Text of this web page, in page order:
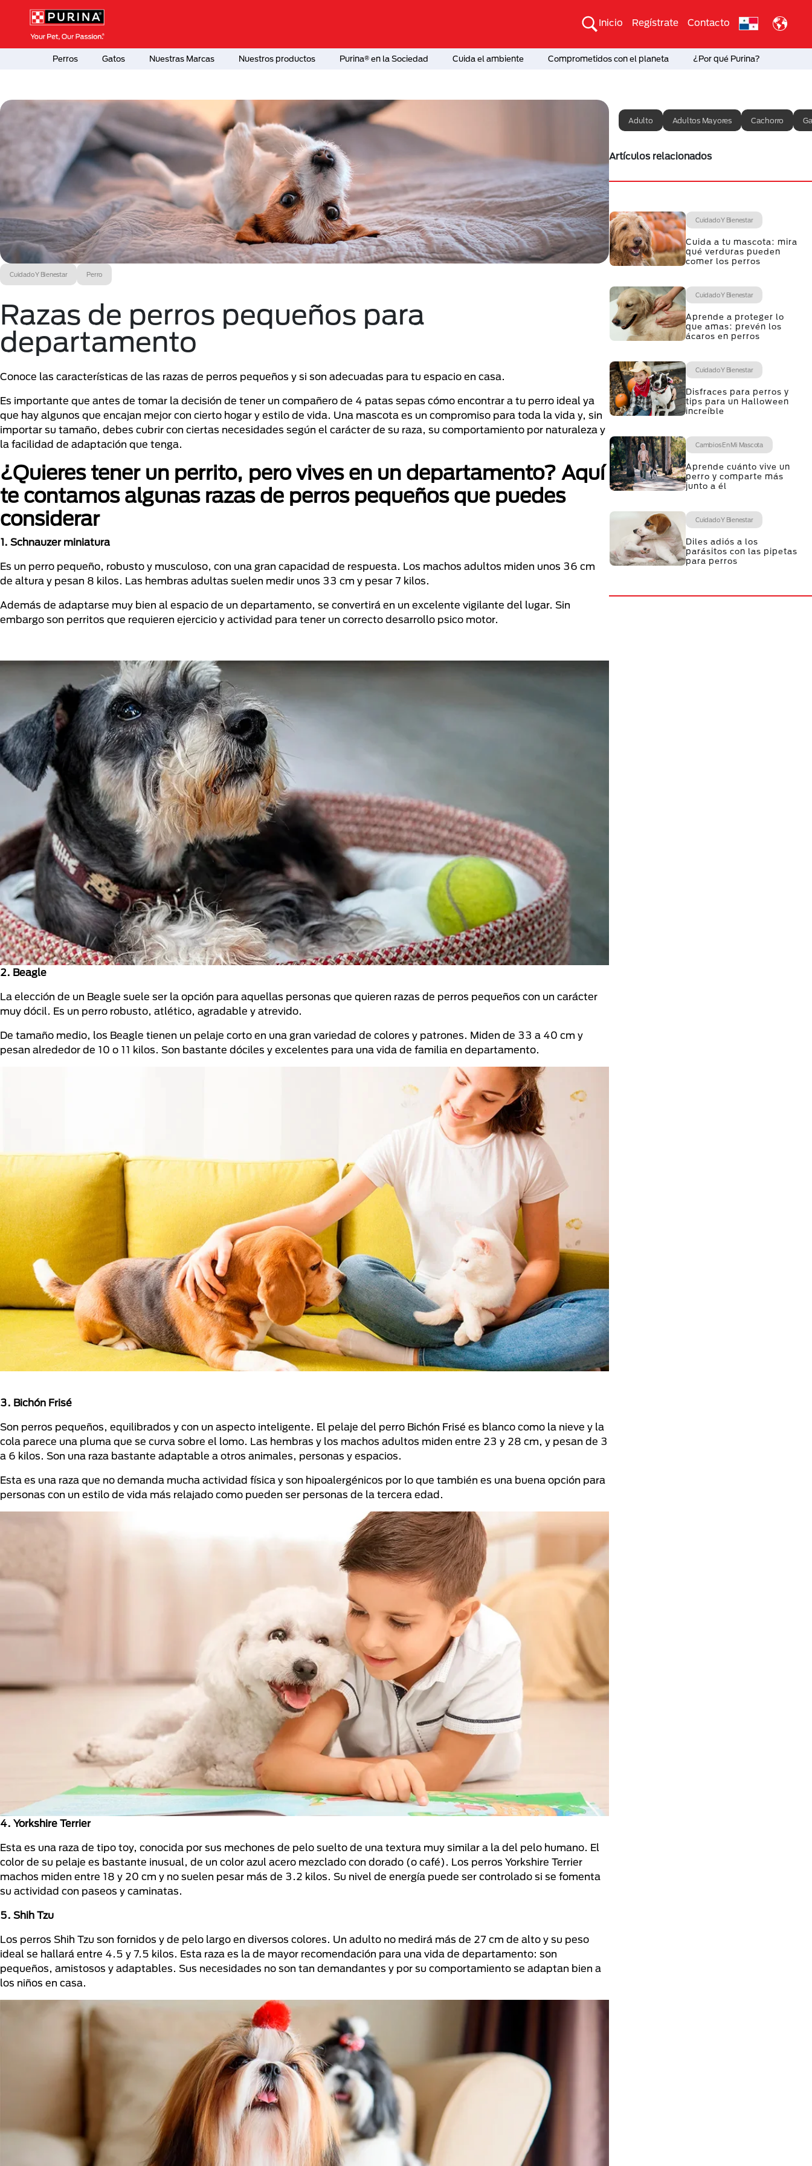
Pasar al contenido principal
Menú Secundario Purina
Inicio Regístrate Contacto
Menú Principal Purina
Perros Gatos Nuestras Marcas Nuestros productos Purina® en la Sociedad Cuida el ambiente Comprometidos con el planeta ¿Por qué Purina?
Cuidado Y Bienestar Perro
Razas de perros pequeños para
departamento
Conoce las características de las razas de perros pequeños y si son adecuadas para tu espacio en casa.
Es importante que antes de tomar la decisión de tener un compañero de 4 patas sepas cómo encontrar a tu perro ideal ya
que hay algunos que encajan mejor con cierto hogar y estilo de vida. Una mascota es un compromiso para toda la vida y, sin
importar su tamaño, debes cubrir con ciertas necesidades según el carácter de su raza, su comportamiento por naturaleza y
la facilidad de adaptación que tenga.
¿Quieres tener un perrito, pero vives en un departamento? Aquí
te contamos algunas razas de perros pequeños que puedes
considerar
1. Schnauzer miniatura
Es un perro pequeño, robusto y musculoso, con una gran capacidad de respuesta. Los machos adultos miden unos 36 cm
de altura y pesan 8 kilos. Las hembras adultas suelen medir unos 33 cm y pesar 7 kilos.
Además de adaptarse muy bien al espacio de un departamento, se convertirá en un excelente vigilante del lugar. Sin
embargo son perritos que requieren ejercicio y actividad para tener un correcto desarrollo psico motor.
2. Beagle
La elección de un Beagle suele ser la opción para aquellas personas que quieren razas de perros pequeños con un carácter
muy dócil. Es un perro robusto, atlético, agradable y atrevido.
De tamaño medio, los Beagle tienen un pelaje corto en una gran variedad de colores y patrones. Miden de 33 a 40 cm y
pesan alrededor de 10 o 11 kilos. Son bastante dóciles y excelentes para una vida de familia en departamento.
3. Bichón Frisé
Son perros pequeños, equilibrados y con un aspecto inteligente. El pelaje del perro Bichón Frisé es blanco como la nieve y la
cola parece una pluma que se curva sobre el lomo. Las hembras y los machos adultos miden entre 23 y 28 cm, y pesan de 3
a 6 kilos. Son una raza bastante adaptable a otros animales, personas y espacios.
Esta es una raza que no demanda mucha actividad física y son hipoalergénicos por lo que también es una buena opción para
personas con un estilo de vida más relajado como pueden ser personas de la tercera edad.
4. Yorkshire Terrier
Esta es una raza de tipo toy, conocida por sus mechones de pelo suelto de una textura muy similar a la del pelo humano. El
color de su pelaje es bastante inusual, de un color azul acero mezclado con dorado (o café). Los perros Yorkshire Terrier
machos miden entre 18 y 20 cm y no suelen pesar más de 3.2 kilos. Su nivel de energía puede ser controlado si se fomenta
su actividad con paseos y caminatas.
5. Shih Tzu
Los perros Shih Tzu son fornidos y de pelo largo en diversos colores. Un adulto no medirá más de 27 cm de alto y su peso
ideal se hallará entre 4.5 y 7.5 kilos. Esta raza es la de mayor recomendación para una vida de departamento: son
pequeños, amistosos y adaptables. Sus necesidades no son tan demandantes y por su comportamiento se adaptan bien a
los niños en casa.
Adulto Adultos Mayores Cachorro
Artículos relacionados
Cuidado Y Bienestar
Cuida a tu mascota: mira
qué verduras pueden
comer los perros
Cuidado Y Bienestar
Aprende a proteger lo
que amas: prevén los
ácaros en perros
Cuidado Y Bienestar
Disfraces para perros y
tips para un Halloween
increíble
Cambios En Mi Mascota
Aprende cuánto vive un
perro y comparte más
junto a él
Cuidado Y Bienestar
Diles adiós a los
parásitos con las pipetas
para perros